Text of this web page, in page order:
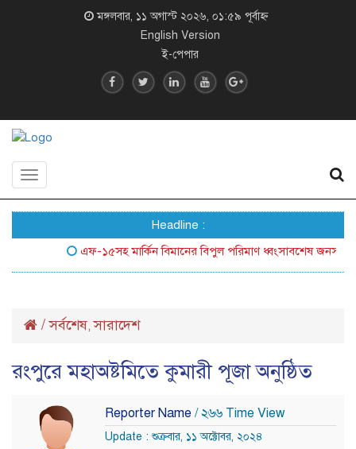
মঙ্গলবার, ১১ অগাস্ট ২০২৬, ০১:৫৯ পূর্বাহ্ন
English Version
ই-পেপার
Toggle
Headline :
এফ-১৫সহ মার্কিন বিমানের বিপুল পরিমাণ ধ্বংসাবশেষ জনসম্মুখে
/সর্বশেষ,সারাদেশ
রংপুরে মহাঅষ্টমিতে কুমারী পূজা অনুষ্ঠিত
Reporter Name / ২৬৬ Time View
Update : শুক্রবার, ১১ অক্টোবর, ২০২৪